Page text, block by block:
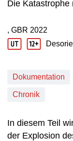
Die Katastrophe
Produktionsland:
, GBR
Produktionsjahr:
2022
Jugendschutz
Dokumentation
Chronik
In diesem Teil
der Explosion